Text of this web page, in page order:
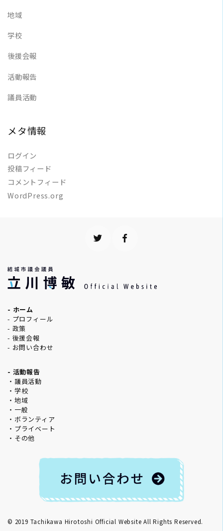
地域
学校
後援会報
活動報告
議員活動
メタ情報
ログイン
投稿フィード
コメントフィード
WordPress.org
- ホーム
- プロフィール
- 政策
- 後援会報
- お問い合わせ
- 活動報告
・議員活動
・学校
・地域
・一般
・ボランティア
・プライベート
・その他
© 2019 Tachikawa Hirotoshi Official Website All Rights Reserved.